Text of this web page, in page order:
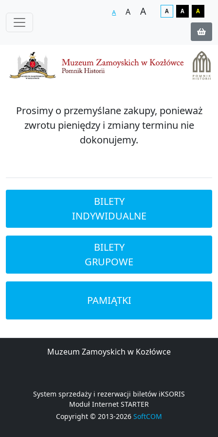
A A A A A A
Zakup biletów on-line
Prosimy o przemyślane zakupy, ponieważ
zwrotu pieniędzy i zmiany terminu nie
dokonujemy.
BILETY
INDYWIDUALNE
BILETY
GRUPOWE
PAMIĄTKI
Muzeum Zamoyskich w Kozłówce
System sprzedaży i rezerwacji biletów iKSORIS
Moduł Internet STARTER
Copyright © 2013-2026 SoftCOM